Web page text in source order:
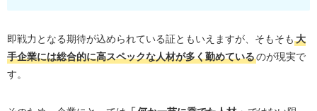
即戦力となる期待が込められている証ともいえますが、そもそも 大
手企業には総合的に高スペックな人材が多く勤めているのが現実で
す。